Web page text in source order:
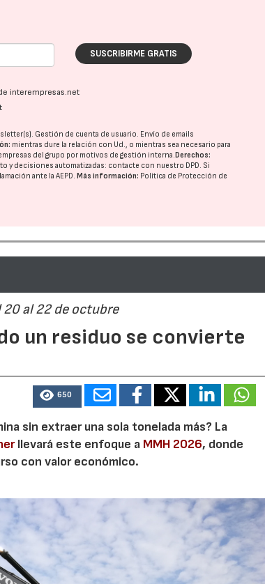
SUSCRIBIRME GRATIS
interempresas.net
Gestión de cuenta de usuario. Envío de emails
mientras dure la relación con Ud., o mientras sea necesario para
del grupo por motivos de gestión interna. Derechos:
y decisiones automatizadas: contacte con nuestro DPD. Si
ante laAEPD. Más información: Política de Protección de
al 22 de octubre
un residuo se convierte
650
sin extraer una sola tonelada más? La
llevará este enfoque a MMH 2026, donde
con valor económico.